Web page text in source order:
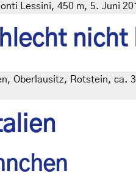
Lessini, 450 m, 5. Juni
nicht
Oberlausitz, Rotstein, ca.